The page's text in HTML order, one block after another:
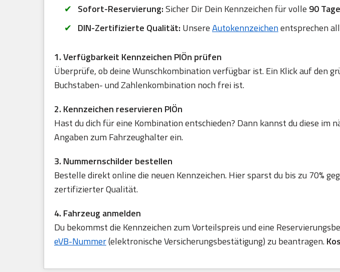
Sofort-Reservierung:Sicher Dir Dein Kennzeichen für volle 90 Tage
DIN-Zertifizierte Qualität: UnsereAutokennzeichenentsprechen
1. Verfügbarkeit Kennzeichen PlÖn prüfen
Überprüfe, ob deine Wunschkombination verfügbar ist. Ein Klick auf den
Buchstaben- und Zahlenkombination noch frei ist.
2. Kennzeichen reservieren PlÖn
Hast du dich für eine Kombination entschieden? Dann kannst du diese
Angaben zum Fahrzeughalter ein.
3. Nummernschilder bestellen
Bestelle direkt online die neuen Kennzeichen. Hier sparst du bis zu 70%
zertifizierter Qualität.
4. Fahrzeug anmelden
Du bekommst die Kennzeichen zum Vorteilspreis und eine
eVB-Nummer(elektronische Versicherungsbestätigung) zu beantragen.